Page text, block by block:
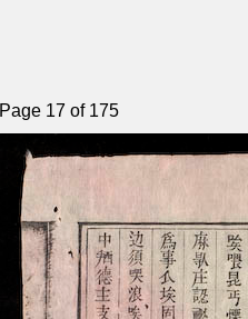
Page 17 of 175